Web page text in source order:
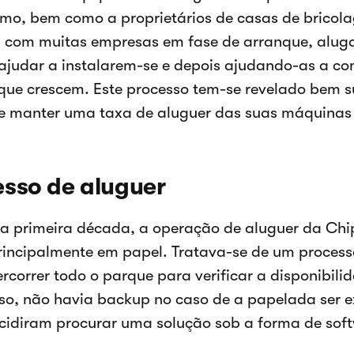
bem como a proprietários de casas de
muitas empresas em fase de arranque,
a instalarem-se e depois ajudando-as a
crescem. Este processo tem-se revelado bem
manter uma taxa de aluguer das suas máquinas
de aluguer
primeira década, a operação de aluguer da
em papel. Tratava-se de um
todo o parque para verificar a
não havia backup no caso de a papelada ser
procurar uma solução sob a forma de